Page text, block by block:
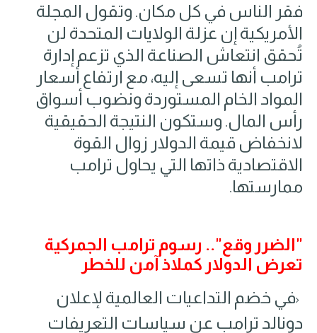
فقر الناس في كل مكان. وتقول المجلة
الأمريكية إن عزلة الولايات المتحدة لن
تُحقق انتعاش الصناعة الذي تزعم إدارة
ترامب أنها تسعى إليه، مع ارتفاع أسعار
المواد الخام المستوردة ونضوب أسواق
رأس المال. وستكون النتيجة الحقيقية
لانخفاض قيمة الدولار زوال القوة
الاقتصادية ذاتها التي يحاول ترامب
ممارستها.
"الضرر وقع".. رسوم ترامب الجمركية
تعرض الدولار كملاذ آمن للخطر
في خضم التداعيات العالمية لإعلان
دونالد ترامب عن سياسات التعريفات